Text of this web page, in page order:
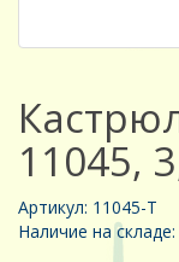
11045,
Артикул: 11045-Т
Наличие на